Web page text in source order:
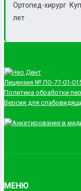
Ортопед-хирург
лет
Лицензия № ЛО-77-01-
Политика обработки
Версия для
МЕНЮ